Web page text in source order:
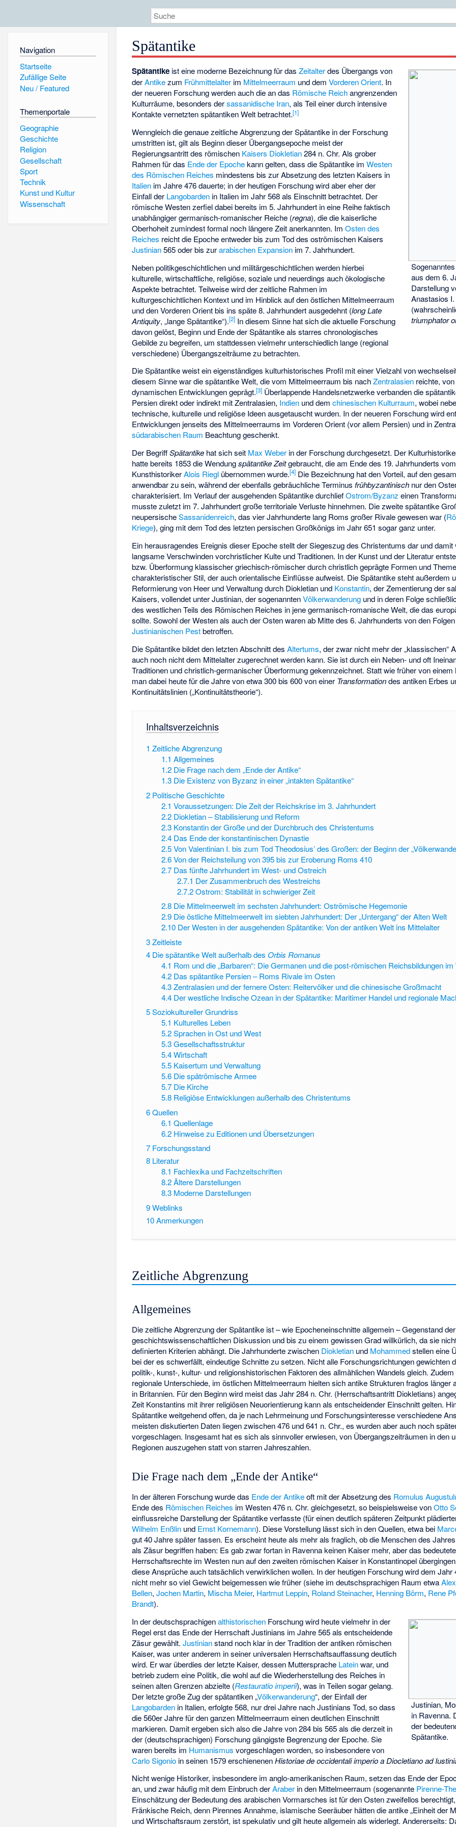
Navigation
Startseite
Zufällige Seite
Neu / Featured
Themenportale
Geographie
Geschichte
Religion
Gesellschaft
Sport
Technik
Kunst und Kultur
Wissenschaft
Spätantike
aus dem 6.
Darstellung
Anastasios
triumphator
Spätantike ist eine moderne Bezeichnung für dasZeitalterdes Übergangs von
derAntikezum Frühmittelalter im Mittelmeerraum und demVorderen Orient. In
der neueren Forschung werden auch die an das Römische Reichangrenzenden
Kulturräume, besonders dersassanidische Iran, als Teil einer durch intensive
Kontakte vernetzten spätantiken Welt betrachtet.[1]
Wenngleich die genaue zeitliche Abgrenzung der Spätantike in der Forschung
umstritten ist, gilt als Beginn dieser Übergangsepoche meist der
Regierungsantritt des römischen Kaisers Diokletian284 n. Chr. Als grober
Rahmen für das Ende der Epochekann gelten, dass die Spätantike imWesten
des Römischen Reiches mindestens bis zur Absetzung des letzten Kaisers in
Italien im Jahre 476 dauerte; in der heutigen Forschung wird aber eher der
Einfall der Langobarden in Italien im Jahr 568 als Einschnitt betrachtet. Der
römische Westen zerfiel dabei bereits im 5. Jahrhundert in eine Reihe faktisch
unabhängiger germanisch-romanischer Reiche (regna), die die kaiserliche
Oberhoheit zumindest formal noch längere Zeit anerkannten. ImOsten des
Reiches reicht die Epoche entweder bis zum Tod des oströmischen Kaisers
Justinian565 oder bis zurarabischen Expansion im 7. Jahrhundert.
Neben politikgeschichtlichen und militärgeschichtlichen werden hierbei
kulturelle, wirtschaftliche, religiöse, soziale und neuerdings auch ökologische
Aspekte betrachtet. Teilweise wird der zeitliche Rahmen im
kulturgeschichtlichen Kontext und im Hinblick auf den östlichen Mittelmeerraum
und den Vorderen Orient bis ins späte 8. Jahrhundert ausgedehnt (long Late
Antiquity, „lange Spätantike“).[2] In diesem Sinne hat sich die aktuelle Forschung
davon gelöst, Beginn und Ende der Spätantike als starres chronologisches
Gebilde zu begreifen, um stattdessen vielmehr unterschiedlich lange (regional
verschiedene) Übergangszeiträume zu betrachten.
Die Spätantike weist ein eigenständiges kulturhistorisches Profil mit einer Vielzahl von
diesem Sinne war die spätantike Welt, die vom Mittelmeerraum bis nachZentralasien reichte,
dynamischen Entwicklungen geprägt.[3] Überlappende Handelsnetzwerke verbanden die
Persien direkt oder indirekt mit Zentralasien, Indien und demchinesischen Kulturraum, wobei
technische, kulturelle und religiöse Ideen ausgetauscht wurden. In der neueren Forschung wird
Entwicklungen jenseits des Mittelmeerraums im Vorderen Orient (vor allem Persien) und in
südarabischen Raum Beachtung geschenkt.
Der BegriffSpätantike hat sich seit Max Weber in der Forschung durchgesetzt. Der
hatte bereits 1853 die Wendungspätantike Zeitgebraucht, die am Ende des 19. Jahrhunderts
KunsthistorikerAlois Riegl übernommen wurde.[4] Die Bezeichnung hat den Vorteil, auf den
anwendbar zu sein, während der ebenfalls gebräuchliche Terminusfrühbyzantinisch nur den
charakterisiert. Im Verlauf der ausgehenden Spätantike durchliefOstrom/Byzanz einen
musste zuletzt im 7. Jahrhundert große territoriale Verluste hinnehmen. Die zweite spätantike
neupersischeSassanidenreich, das vier Jahrhunderte lang Roms großer Rivale gewesen war (
Kriege), ging mit dem Tod des letzten persischen Großkönigs im Jahr 651 sogar ganz unter.
Ein herausragendes Ereignis dieser Epoche stellt derSiegeszug des Christentums dar und damit
langsame Verschwinden vorchristlicher Kulte und Traditionen. In der Kunst und der Literatur
bzw. Überformung klassischer griechisch-römischer durch christlich geprägte Formen und
charakteristischer Stil, der auch orientalische Einflüsse aufweist. Die Spätantike steht außerdem
Reformierung von Heer und Verwaltung durch Diokletian und Konstantin, der Zementierung der
Kaisers, vollendet unter Justinian, der sogenanntenVölkerwanderung und in deren Folge
des westlichen Teils des Römischen Reiches in jene germanisch-romanische Welt, die das
sollte. Sowohl der Westen als auch der Osten waren ab Mitte des 6. Jahrhunderts von den
Justinianischen Pestbetroffen.
Die Spätantike bildet den letzten Abschnitt desAltertums, der zwar nicht mehr der „klassischen“
auch noch nicht dem Mittelalter zugerechnet werden kann. Sie ist durch ein Neben- und oft
Traditionen und christlich-germanischer Überformung gekennzeichnet. Statt wie früher von
man dabei heute für die Jahre von etwa 300 bis 600 von einer Transformationdes antiken Erbes
Kontinuitätslinien („Kontinuitätstheorie“).
Inhaltsverzeichnis
1 Zeitliche Abgrenzung
1.1 Allgemeines
1.2 Die Frage nach dem „Ende der Antike“
1.3 Die Existenz von Byzanz in einer „intakten Spätantike“
2 Politische Geschichte
2.1 Voraussetzungen: Die Zeit der Reichskrise im 3. Jahrhundert
2.2 Diokletian – Stabilisierung und Reform
2.3 Konstantin der Große und der Durchbruch des Christentums
2.4 Das Ende der konstantinischen Dynastie
2.5 Von Valentinian I. bis zum Tod Theodosius’ des Großen: der Beginn der
2.6 Von der Reichsteilung von 395 bis zur Eroberung Roms 410
2.7 Das fünfte Jahrhundert im West- und Ostreich
2.7.1 Der Zusammenbruch des Westreichs
2.7.2 Ostrom: Stabilität in schwieriger Zeit
2.8 Die Mittelmeerwelt im sechsten Jahrhundert: Oströmische Hegemonie
2.9 Die östliche Mittelmeerwelt im siebten Jahrhundert: Der „Untergang“ der Alten Welt
2.10 Der Westen in der ausgehenden Spätantike: Von der antiken Welt ins Mittelalter
3Zeitleiste
4 Die spätantike Welt außerhalb des Orbis Romanus
4.1 Rom und die „Barbaren“: Die Germanen und die post-römischen Reichsbildungen
4.2 Das spätantike Persien – Roms Rivale im Osten
4.3 Zentralasien und der fernere Osten: Reitervölker und die chinesische Großmacht
4.4 Der westliche Indische Ozean in der Spätantike: Maritimer Handel und regionale
5Soziokultureller Grundriss
5.1 Kulturelles Leben
5.2 Sprachen in Ost und West
5.3 Gesellschaftsstruktur
5.4 Wirtschaft
5.5 Kaisertum und Verwaltung
5.6 Die spätrömische Armee
5.7 Die Kirche
5.8 Religiöse Entwicklungen außerhalb des Christentums
6Quellen
6.1 Quellenlage
6.2 Hinweise zu Editionen und Übersetzungen
7 Forschungsstand
8 Literatur
8.1 Fachlexika und Fachzeitschriften
8.2 Ältere Darstellungen
8.3 Moderne Darstellungen
9Weblinks
10Anmerkungen
Zeitliche Abgrenzung
Allgemeines
Die zeitliche Abgrenzung der Spätantike ist – wie Epocheneinschnitte allgemein – Gegenstand der
geschichtswissenschaftlichen Diskussion und bis zu einem gewissen Grad willkürlich, da sie
definierten Kriterien abhängt. Die Jahrhunderte zwischen Diokletian und Mohammedstellen eine
bei der es schwerfällt, eindeutige Schnitte zu setzen. Nicht alle Forschungsrichtungen gewichten
politik-, kunst-, kultur- und religionshistorischen Faktoren des allmählichen Wandels gleich.
regionale Unterschiede, im östlichen Mittelmeerraum hielten sich antike Strukturen fraglos länger
in Britannien. Für den Beginn wird meist das Jahr 284 n. Chr. (Herrschaftsantritt Diokletians)
Zeit Konstantins mit ihrer religiösen Neuorientierung kann als entscheidender Einschnitt gelten.
Spätantike weitgehend offen, da je nach Lehrmeinung und Forschungsinteresse verschiedene
meisten diskutierten Daten liegen zwischen 476 und 641 n. Chr., es wurden aber auch noch
vorgeschlagen. Insgesamt hat es sich als sinnvoller erwiesen, von Übergangszeiträumen in den
Regionen auszugehen statt von starren Jahreszahlen.
Die Frage nach dem „Ende der Antike“
In der älteren Forschung wurde das Ende der Antikeoft mit der Absetzung des Romulus
Ende des Römischen Reiches im Westen 476 n. Chr. gleichgesetzt, so beispielsweise vonOtto
einflussreiche Darstellung der Spätantike verfasste (für einen deutlich späteren Zeitpunkt
Wilhelm Enßlin und Ernst Kornemann). Diese Vorstellung lässt sich in den Quellen, etwa bei
gut 40 Jahre später fassen. Es erscheint heute als mehr als fraglich, ob die Menschen des
als Zäsur begriffen haben: Es gab zwar fortan in Ravenna keinen Kaiser mehr, aber das
Herrschaftsrechte im Westen nun auf den zweiten römischen Kaiser in Konstantinopel
diese Ansprüche auch tatsächlich verwirklichen wollen. In der heutigen Forschung wird dem Jahr
nicht mehr so viel Gewicht beigemessen wie früher (siehe im deutschsprachigen Raum etwa
Bellen,Jochen Martin, Mischa Meier, Hartmut Leppin, Roland Steinacher, Henning Börm, Rene
Brandt).
Justinian,
in Ravenna.
der
Spätantike.
In der deutschsprachigenalthistorischen Forschung wird heute vielmehr in der
Regel erst das Ende der Herrschaft Justinians im Jahre 565 als entscheidende
Zäsur gewählt.Justinianstand noch klar in der Tradition der antiken römischen
Kaiser, was unter anderem in seiner universalen Herrschaftsauffassung deutlich
wird. Er war überdies der letzte Kaiser, dessen Muttersprache Lateinwar, und
betrieb zudem eine Politik, die wohl auf die Wiederherstellung des Reiches in
seinen alten Grenzen abzielte (Restauratio imperii), was in Teilen sogar gelang.
Der letzte große Zug der spätantiken „Völkerwanderung“, der Einfall der
Langobarden in Italien, erfolgte 568, nur drei Jahre nach Justinians Tod, so dass
die 560er Jahre für den ganzen Mittelmeerraum einen deutlichen Einschnitt
markieren. Damit ergeben sich also die Jahre von 284 bis 565 als die derzeit in
der (deutschsprachigen) Forschung gängigste Begrenzung der Epoche. Sie
waren bereits im Humanismus vorgeschlagen worden, so insbesondere von
Carlo Sigonio in seinen 1579 erschienenenHistoriae de occidentali imperio a Diocletiano ad
Nicht wenige Historiker, insbesondere im anglo-amerikanischen Raum, setzen das Ende der
an, und zwar häufig mit dem Einbruch derAraber in den Mittelmeerraum (sogenannte Pirenne-
Einschätzung der Bedeutung des arabischen Vormarsches ist für den Osten zweifellos
Fränkische Reich, denn Pirennes Annahme, islamische Seeräuber hätten die antike „Einheit der
und Wirtschaftsraum zerstört, ist spekulativ und gilt heute allgemein als widerlegt. Andererseits: